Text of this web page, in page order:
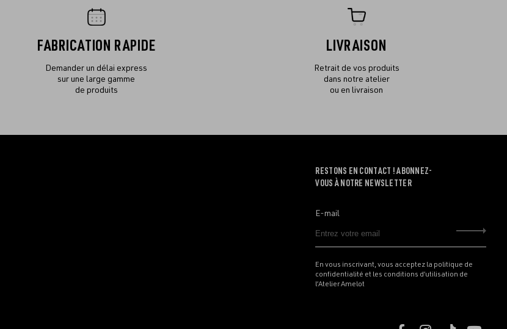
FABRICATION RAPIDE
Demander un délai express
sur une large gamme
de produits
LIVRAISON
Retrait de vos produits
dans notre atelier
ou en livraison
RESTONS EN CONTACT ! ABONNEZ-
VOUS À NOTRE NEWSLETTER
E-mail
En vous inscrivant, vous acceptez la politique de
confidentialité et les conditions d’utilisation de
l’Atelier Amelot